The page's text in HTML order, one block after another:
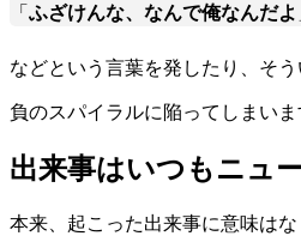
「 ふざけんな、なんで俺なんだよ
などという言葉を発したり、そ
負のスパイラルに陥ってしまいま
出来事はいつもニュ
本来、起こった出来事に意味は